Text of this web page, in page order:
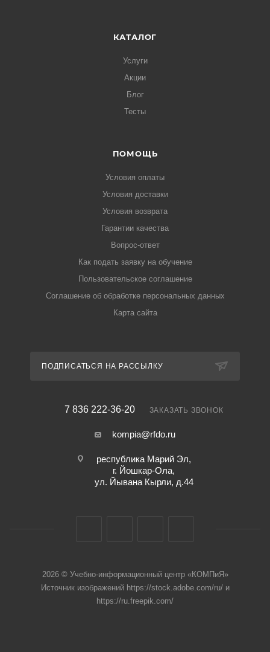
КАТАЛОГ
Услуги
Акции
Блог
Тесты
ПОМОЩЬ
Условия оплаты
Условия доставки
Условия возврата
Гарантии качества
Вопрос-ответ
Как подать заявку на обучение
Пользовательское соглашение
Соглашение об обработке персональных данных
Карта сайта
ПОДПИСАТЬСЯ НА РАССЫЛКУ
7 836 222-36-20 ЗАКАЗАТЬ ЗВОНОК
kompia@rfdo.ru
республика Марий Эл,
г. Йошкар-Ола,
ул. Йывана Кырли, д.44
2026 © Учебно-информационный центр «КОМПиЯ»
Источник изображений https://stock.adobe.com/ru/ и
https://ru.freepik.com/